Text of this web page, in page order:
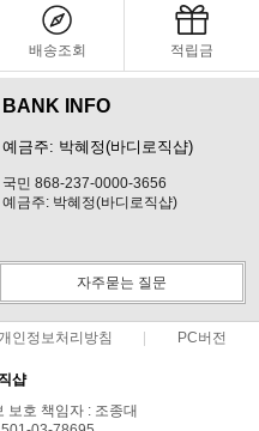
배송조회 적립금
BANK INFO
예금주: 박혜정(바디로직샵)
국민 868-237-0000-3656
예금주: 박혜정(바디로직샵)
자주묻는 질문
인정보처리방침 PC버전
샵
보호 책임자 : 조종대